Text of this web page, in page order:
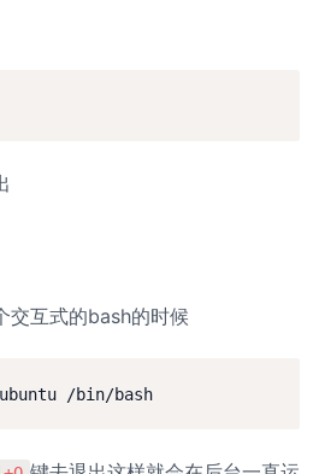
交互式的bash的时候
docker run -i  -t ubuntu /bin/bash